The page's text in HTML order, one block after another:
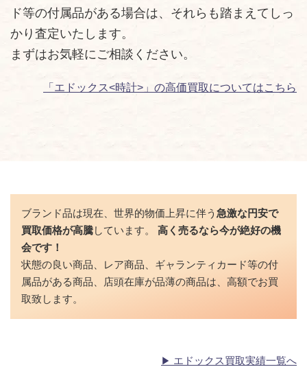
ド等の付属品がある場合は、それらも踏まえてしっ
かり査定いたします。
まずはお気軽にご相談ください。
「エドックス<時計>」の高価買取についてはこちら
ブランド品は現在、世界的物価上昇に伴う 急激な円安で
買取価格が高騰しています。 高く売るなら今が絶好の機
会です！
状態の良い商品、レア商品、ギャランティカード等の付
属品がある商品、店頭在庫が品薄の商品は、高額でお買
取致します。
エドックス買取実績一覧へ